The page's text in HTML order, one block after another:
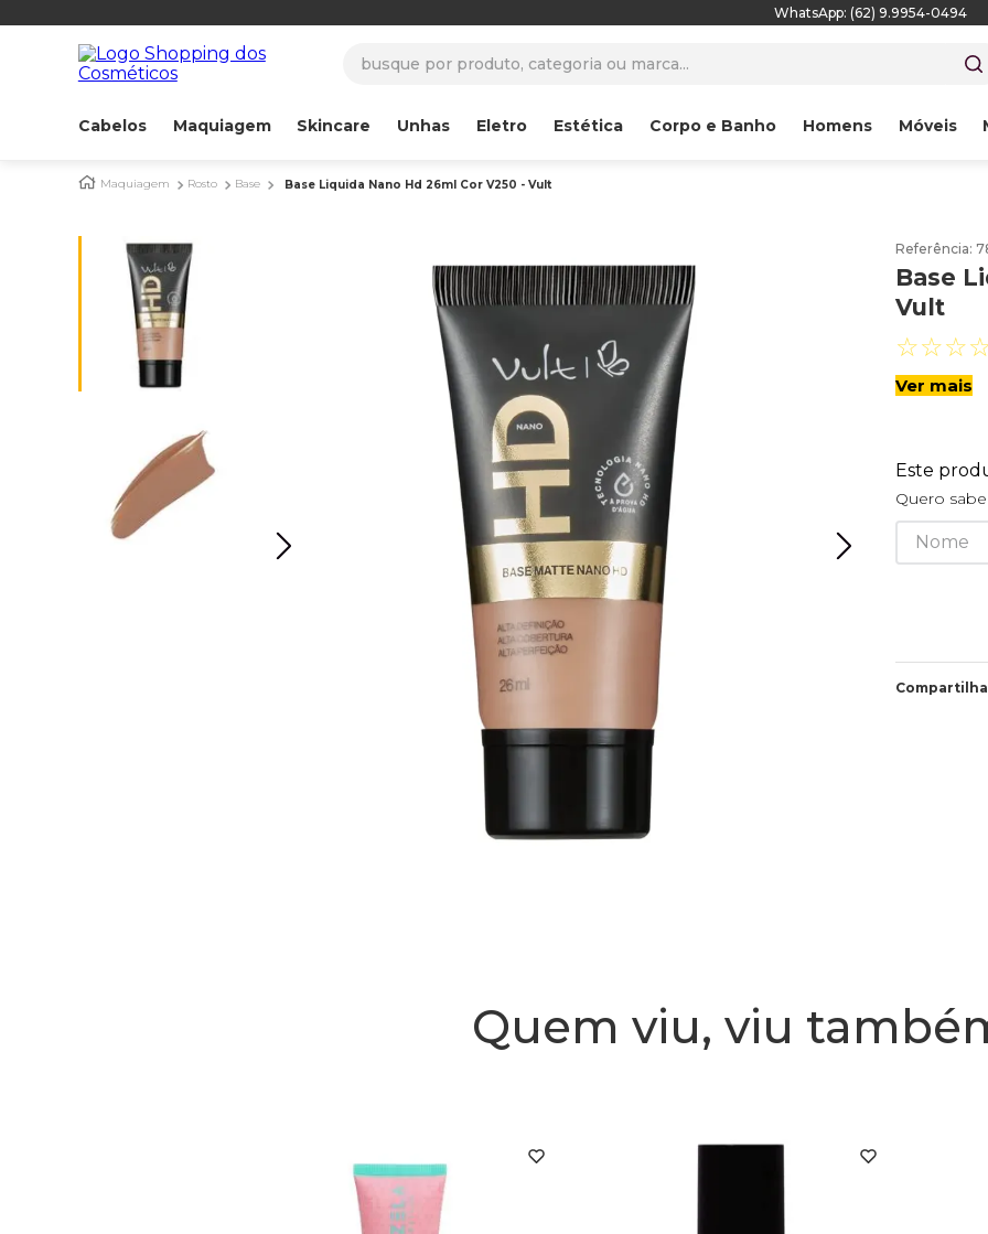
WhatsApp: (62) 9.9954-0494
Cabelos Maquiagem Skincare Unhas Eletro Estética Corpo e Banho Homens Móveis
Maquiagem Rosto Base Base Liquida Nano Hd 26ml Cor V250 - Vult
Referência:
Base
Vult
☆☆☆
Ver mais
Este
Quero
Quem viu, viu